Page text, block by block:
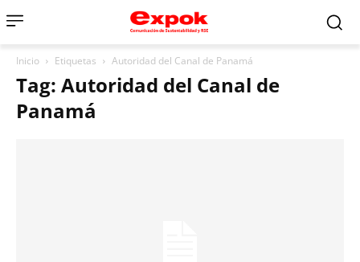
Inicio Etiquetas Autoridad del Canal de Panamá
Tag: Autoridad del Canal de
Panamá